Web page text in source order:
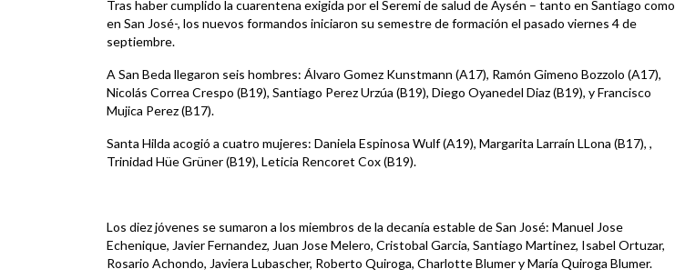
Tras haber cumplido la cuarentena exigida por el Seremi de salud de Aysén – tanto en Santiago como
en San José-, los nuevos formandos iniciaron su semestre de formación el pasado viernes 4 de
septiembre.
A San Beda llegaron seis hombres: Álvaro Gomez Kunstmann (A17), Ramón Gimeno Bozzolo (A17),
Nicolás Correa Crespo (B19), Santiago Perez Urzúa (B19), Diego Oyanedel Diaz (B19), y Francisco
Mujica Perez (B17).
Santa Hilda acogió a cuatro mujeres: Daniela Espinosa Wulf (A19), Margarita Larraín LLona (B17), ,
Trinidad Hüe Grüner (B19), Leticia Rencoret Cox (B19).
Los diez jóvenes se sumaron a los miembros de la decanía estable de San José: Manuel Jose
Echenique, Javier Fernandez, Juan Jose Melero, Cristobal Garcia, Santiago Martinez, Isabel Ortuzar,
Rosario Achondo, Javiera Lubascher, Roberto Quiroga, Charlotte Blumer y María Quiroga Blumer.